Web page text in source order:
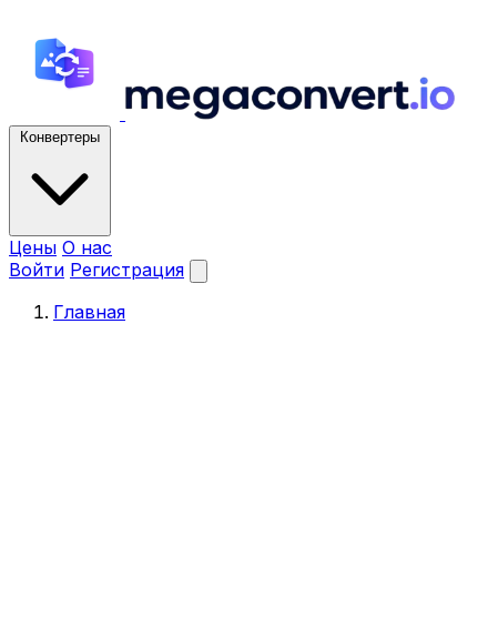
Конвертеры
Цены О нас
Войти Регистрация
Главная